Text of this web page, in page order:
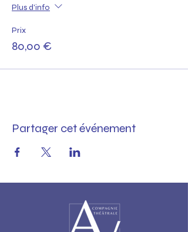
Plus d'info
Prix
80,00 €
Partager cet événement